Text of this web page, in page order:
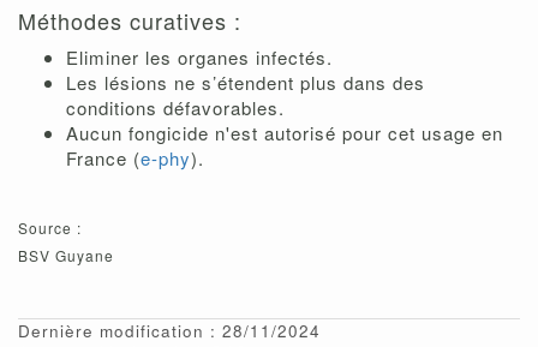
Méthodes curatives :
Eliminer les organes infectés.
Les lésions ne s’étendent plus dans des
conditions défavorables.
Aucun fongicide n'est autorisé pour cet usage en
France (e-phy).
Source :
BSV Guyane
Dernière modification : 28/11/2024